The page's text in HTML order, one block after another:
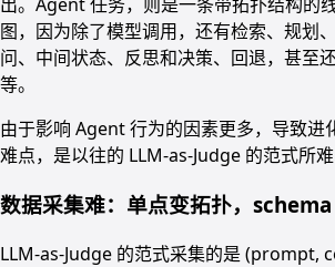
出。Agent 任务，则是一条带拓扑结构的
图，因为除了模型调用，还有检索、规划
问、中间状态、反思和决策、回退，甚至
等。
由于影响 Agent 行为的因素更多，导致进
难点，是以往的 LLM-as-Judge 的范式所难
数据采集难：单点变拓扑，
LLM-as-Judge 的范式采集的是 (prompt,